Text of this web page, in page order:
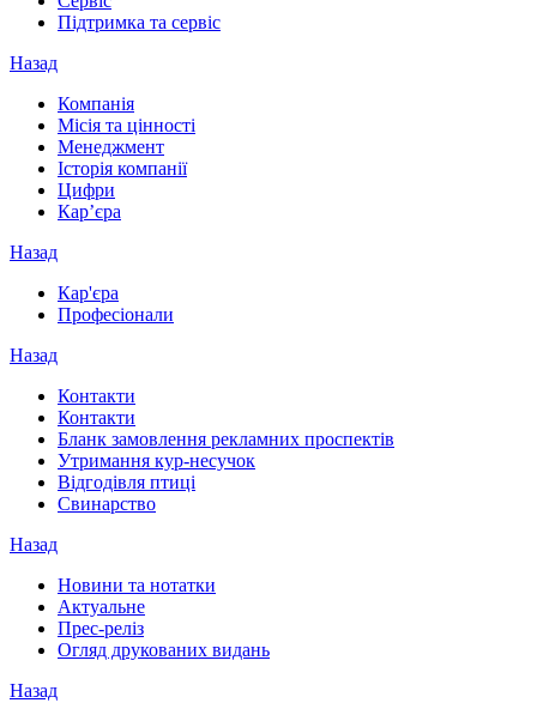
Підтримка та сервіс
Назад
Компанія
Місія та цінності
Менеджмент
Історія компанії
Цифри
Кар’єра
Назад
Кар'єра
Професіонали
Назад
Контакти
Контакти
Бланк замовлення рекламних проспектів
Утримання кур-несучок
Відгодівля птиці
Свинарство
Назад
Новини та нотатки
Актуальне
Прес-реліз
Огляд друкованих видань
Назад